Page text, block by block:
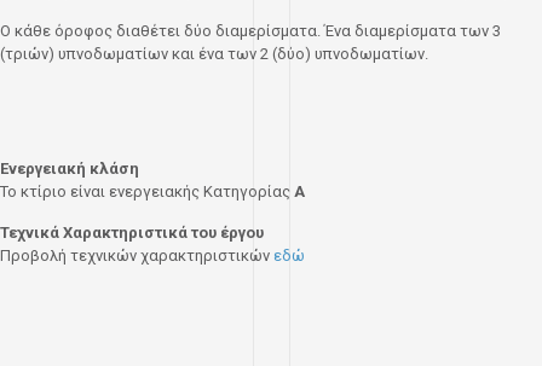
Ο κάθε όροφος διαθέτει δύο διαμερίσματα. Ένα διαμερίσματα των 3
(τριών) υπνοδωματίων και ένα των 2 (δύο) υπνοδωματίων.
Ενεργειακή κλάση
Το κτίριο είναι ενεργειακής Κατηγορίας A
Τεχνικά Χαρακτηριστικά του έργου
Προβολή τεχνικών χαρακτηριστικών εδώ